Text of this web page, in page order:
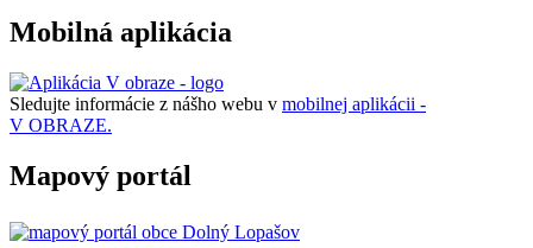
Mobilná aplikácia
Sledujte informácie z nášho webu v mobilnej aplikácii -
V OBRAZE.
Mapový portál